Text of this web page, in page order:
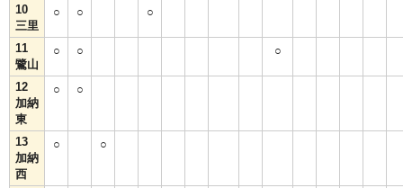
10
三里
○ ○ ○
11
鷺山
○ ○ ○
12
加納
東
○ ○
13
加納
西
○ ○